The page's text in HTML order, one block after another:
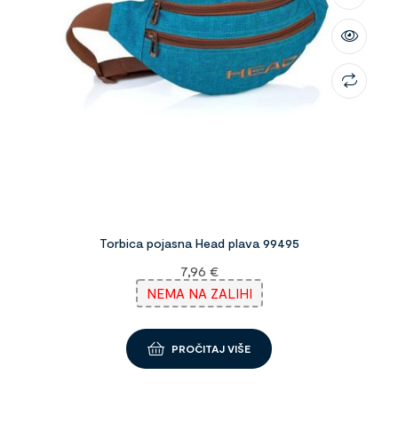
Torbica pojasna Head plava 99495
7,96 €
NEMA NA ZALIHI
PROČITAJ VIŠE